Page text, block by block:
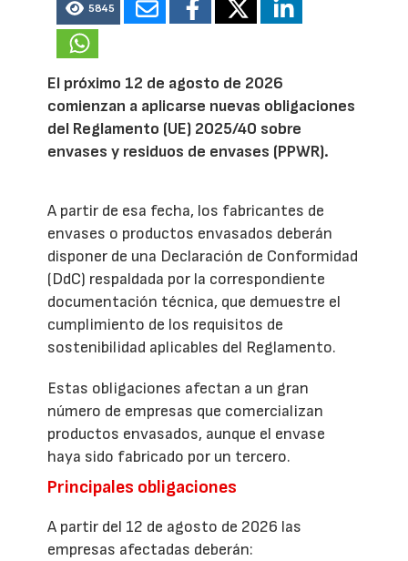
5845
El próximo 12 de agosto de 2026
comienzan a aplicarse nuevas obligaciones
del Reglamento (UE) 2025/40 sobre
envases y residuos de envases (PPWR).
A partir de esa fecha, los fabricantes de
envases o productos envasados deberán
disponer de una Declaración de Conformidad
(DdC) respaldada por la correspondiente
documentación técnica, que demuestre el
cumplimiento de los requisitos de
sostenibilidad aplicables del Reglamento.
Estas obligaciones afectan a un gran
número de empresas que comercializan
productos envasados, aunque el envase
haya sido fabricado por un tercero.
Principales obligaciones
A partir del 12 de agosto de 2026 las
empresas afectadas deberán: